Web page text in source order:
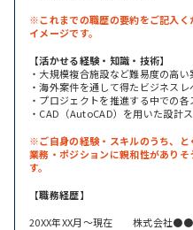
※これまでの職歴の要約をご記入く
イメージです。
【活かせる経験・知識・技術】
・大規模複合施設など難易度の高
・海外案件を通して得たビジネス
・プロジェクトを推進する中での
・CAD（AutoCAD）を用いた設計
※ご自身の経験・スキルのうち、
業務・ポジションに親和性があり
す。
【職務経歴】
20XX年XX月～現在 株式会社●●